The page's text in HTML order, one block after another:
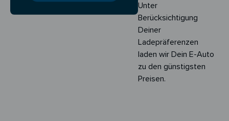
Unter
Berücksichtigung
Deiner
Ladepräferenzen
laden wir Dein E-Auto
zu den günstigsten
Preisen.